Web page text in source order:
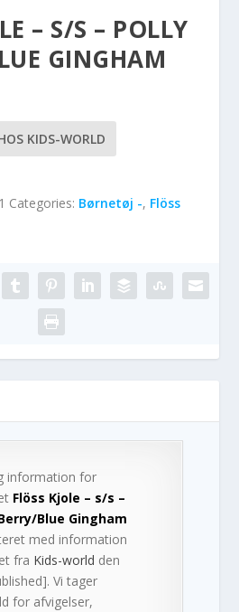
– S/S – POLLY
GINGHAM
KIDS-WORLD
Categories: Børnetøj -, Flöss
information for
Flöss Kjole – s/s –
Blue Gingham
med information
fra Kids-world den
Vi tager
for afvigelser,